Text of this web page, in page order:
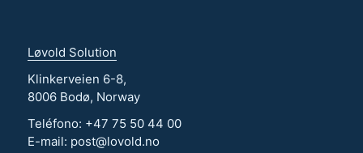
Løvold Solution
Klinkerveien 6-8,
8006 Bodø, Norway
Teléfono: +47 75 50 44 00
E-mail: post@lovold.no